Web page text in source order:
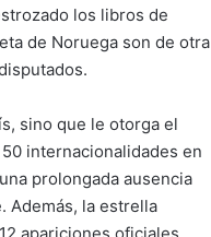
los libros de
de Noruega son de otra
sino que le otorga el
internacionalidades en
prolongada ausencia
Además, la estrella